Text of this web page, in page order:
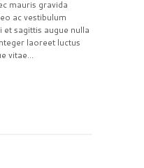
mauris gravida
ac vestibulum
et sagittis augue nulla
laoreet luctus
vitae...